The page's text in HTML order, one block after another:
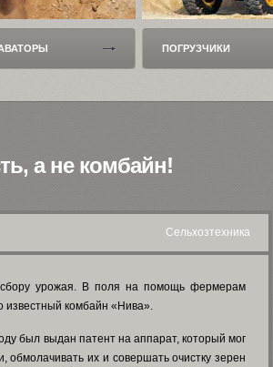
ПОГРУЗЧИКИ
а не комбайн!
Сельхозтехника
сбору урожая. В поля на помощь фермерам
известный комбайн «Нива».
был выдан патент на аппарат, который мог
обмолачивать их и совершать очистку зерен